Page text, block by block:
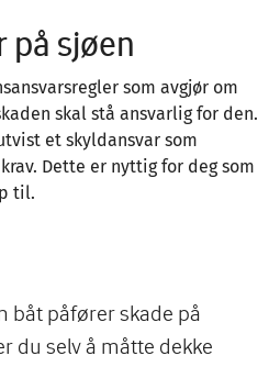
på sjøen
som avgjør om
skal stå ansvarlig for den.
et skyldansvar som
Dette er nyttig for deg som
til.
båt påfører skade på
du selv å måtte dekke